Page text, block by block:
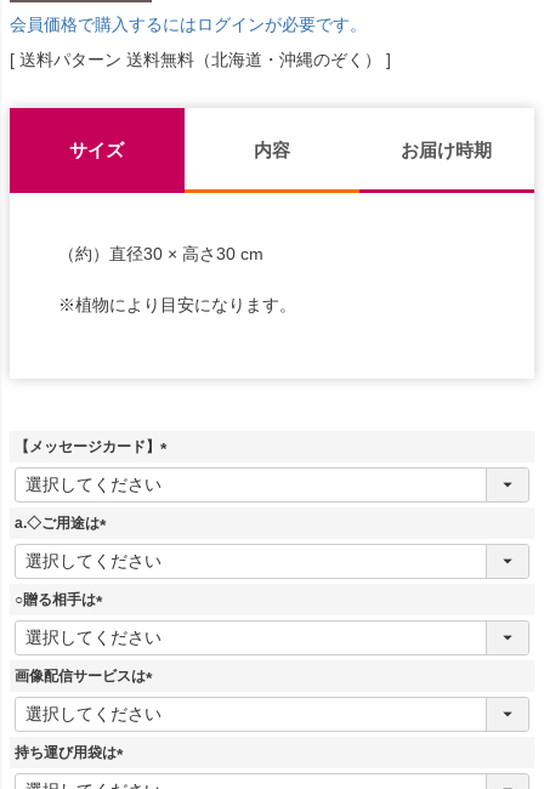
会員価格で購入するにはログインが必要です。
送料パターン 送料無料（北海道・沖縄のぞく）
サイズ 内容 お届け時期
（約）直径30 × 高さ30 cm
※植物により目安になります。
【メッセージカード】
(
a.◇ご用途は
(
必
須
○贈る相手は
(
必
須
画像配信サービスは
(
必
持ち運び用袋は
(